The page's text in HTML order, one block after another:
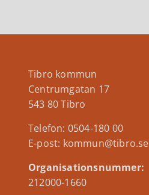
Tibro kommun
Centrumgatan 17
543 80 Tibro
Telefon: 0504-180 00
E-post: kommun@tibro.se
Organisationsnummer:
212000-1660